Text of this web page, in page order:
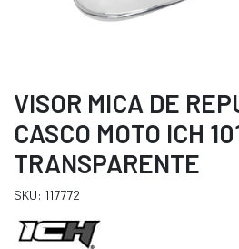
VISOR MICA DE
CASCO MOTO ICH
TRANSPARENTE
SKU: 117772